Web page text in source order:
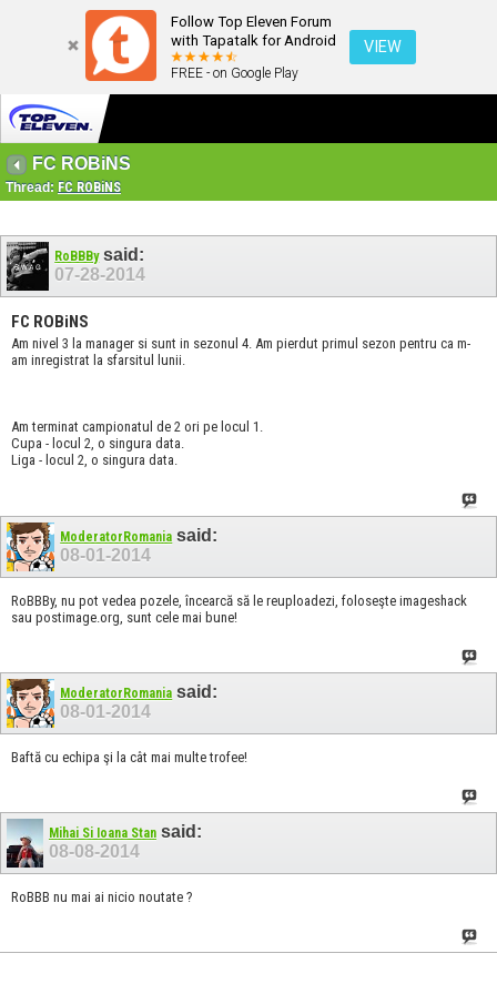
Follow Top Eleven Forum
with Tapatalk for Android
FREE - on Google Play
VIEW
FC ROBiNS
Thread: FC ROBiNS
RoBBBysaid:
07-28-2014
FC ROBiNS
Am nivel 3 la manager si sunt in sezonul 4. Am pierdut primul sezon pentru ca m-
am inregistrat la sfarsitul lunii.
Am terminat campionatul de 2 ori pe locul 1.
Cupa - locul 2, o singura data.
Liga - locul 2, o singura data.
ModeratorRomania said:
08-01-2014
RoBBBy, nu pot vedea pozele, încearcă să le reuploadezi, foloseşte imageshack
sau postimage.org, sunt cele mai bune!
ModeratorRomania said:
08-01-2014
Baftă cu echipa şi la cât mai multe trofee!
Mihai Si Ioana Stan said:
08-08-2014
RoBBB nu mai ai nicio noutate ?